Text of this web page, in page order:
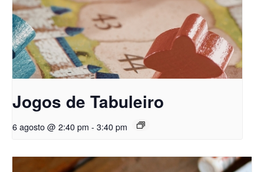
Jogos de Tabuleiro
6 agosto @ 2:40 pm - 3:40 pm